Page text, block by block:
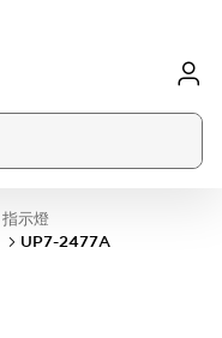
指示燈
UP7-2477A